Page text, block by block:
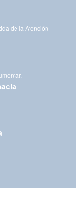
de la Atención